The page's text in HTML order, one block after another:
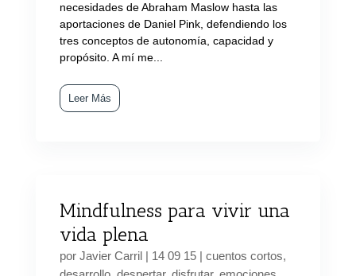
necesidades de Abraham Maslow hasta las
aportaciones de Daniel Pink, defendiendo los
tres conceptos de autonomía, capacidad y
propósito. A mí me...
Leer Más
Mindfulness para vivir una
vida plena
por Javier Carril| 14 09 15| cuentos cortos,